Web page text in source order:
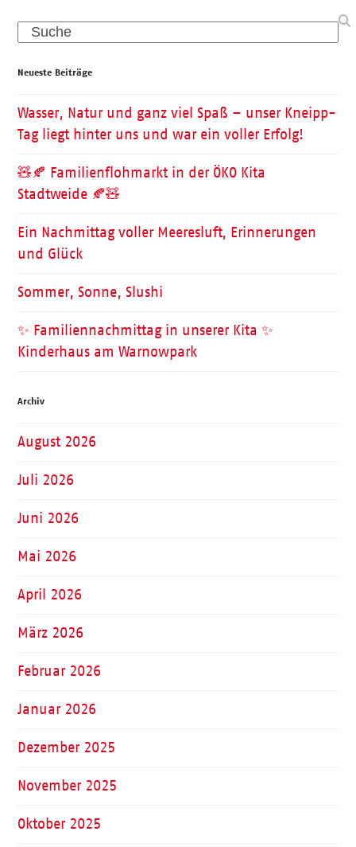
Search
Neueste Beiträge
Wasser, Natur und ganz viel Spaß – unser Kneipp-
Tag liegt hinter uns und war ein voller Erfolg!
🧸🍂 Familienflohmarkt in der ÖKO Kita
Stadtweide 🍂🧸
Ein Nachmittag voller Meeresluft, Erinnerungen
und Glück
Sommer, Sonne, Slushi
✨ Familiennachmittag in unserer Kita ✨
Kinderhaus am Warnowpark
Archiv
August 2026
Juli 2026
Juni 2026
Mai 2026
April 2026
März 2026
Februar 2026
Januar 2026
Dezember 2025
November 2025
Oktober 2025